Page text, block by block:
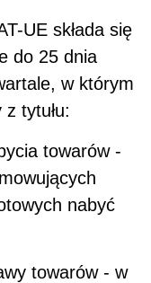
UE składa się
do 25 dnia
w którym
tytułu:
towarów -
nabyć
towarów - w